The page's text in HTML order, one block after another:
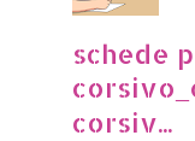
schede
corsiv...